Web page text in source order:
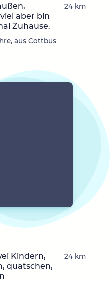
aber bin
Zuhause.
aus Cottbus
24 km
Kindern,
quatschen,
24 km